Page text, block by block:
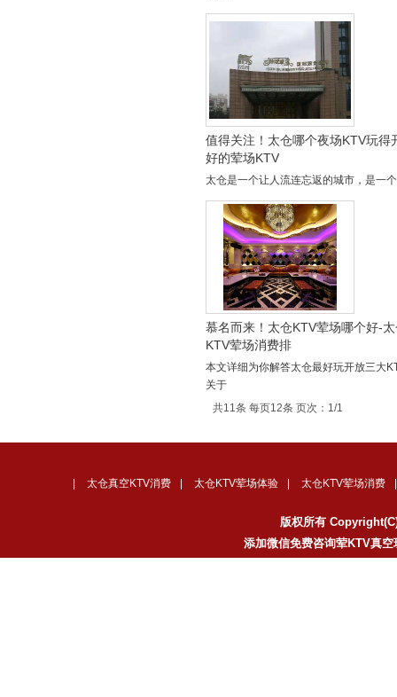
值得关注！太仓哪个夜场KTV玩得
好的荤场KTV
太仓是一个让人流连忘返的城市，是一
慕名而来！太仓KTV荤场哪个好-
KTV荤场消费排
本文详细为你解答太仓最好玩开放三大
关于
共11条 每页12条 页次：1/1
太仓真空KTV消费 太仓KTV荤场体验 太仓KTV荤场消费
版权所有
添加微信免费咨询荤KTV真